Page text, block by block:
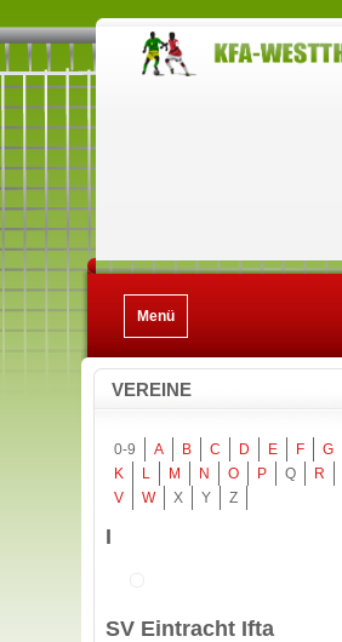
Menü
VEREINE
0-9 A B C D E F G
K
L M N O P Q R
V
W X Y Z
I
SV Eintracht Ifta